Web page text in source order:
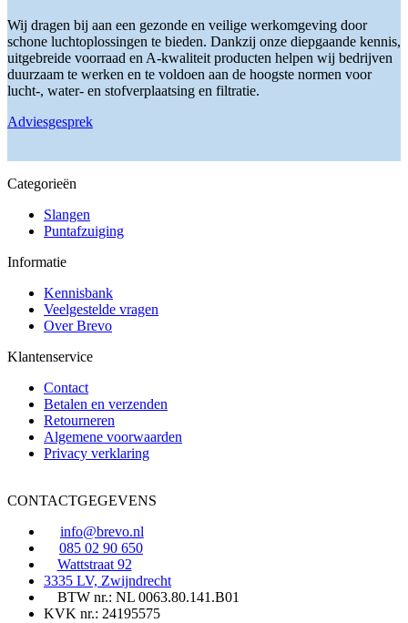
kan
gekozen
worden
op
de
productpagina
Wij dragen bij aan een gezonde en veilige werkomgeving door
schone luchtoplossingen te bieden. Dankzij onze diepgaande kennis,
uitgebreide voorraad en A-kwaliteit producten helpen wij bedrijven
duurzaam te werken en te voldoen aan de hoogste normen voor
lucht-, water- en stofverplaatsing en filtratie.
Adviesgesprek
Categorieën
Slangen
Puntafzuiging
Informatie
Kennisbank
Veelgestelde vragen
Over Brevo
Klantenservice
Contact
Betalen en verzenden
Retourneren
Algemene voorwaarden
Privacy verklaring
CONTACTGEGEVENS
info@brevo.nl
085 02 90 650
Wattstraat 92
3335 LV, Zwijndrecht
BTW nr.: NL 0063.80.141.B01
KVK nr.: 24195575